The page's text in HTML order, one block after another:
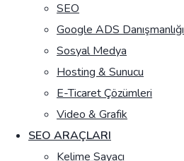
SEO
Google ADS Danışmanlığı
Sosyal Medya
Hosting & Sunucu
E-Ticaret Çözümleri
Video & Grafik
SEO ARAÇLARI
Kelime Sayacı